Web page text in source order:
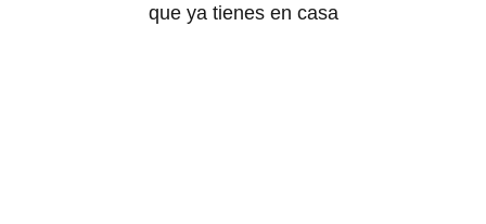
que ya tienes en casa